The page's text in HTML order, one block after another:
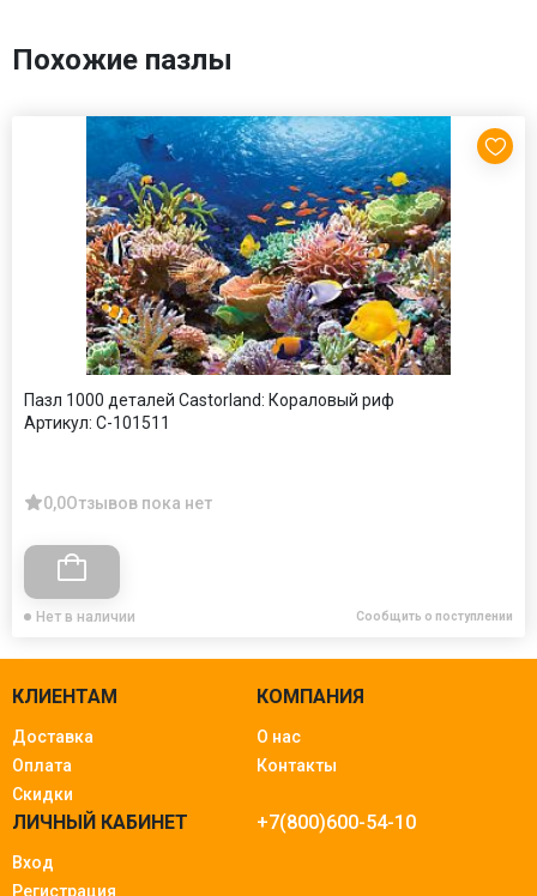
Похожие пазлы
Пазл 1000 деталей Castorland: Кораловый риф
Артикул: C-101511
0,0Отзывов пока нет
Нет в наличии Сообщить о поступлении
КЛИЕНТАМ
Доставка
Оплата
Скидки
КОМПАНИЯ
О нас
Контакты
ЛИЧНЫЙ КАБИНЕТ
Вход
Регистрация
+7(800)600-54-10